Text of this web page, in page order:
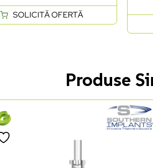
SOLICITĂ OFERTĂ
Produse